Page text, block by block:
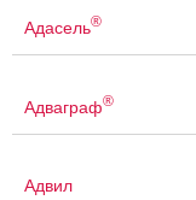
Адасель®
Адваграф®
Адвил